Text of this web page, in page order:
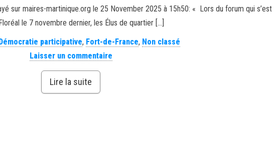
sur maires-martinique.org le 25 November 2025 à 15h50: « Lors du forum qui s’est
le 7 novembre dernier, les Élus de quartier […]
participative, Fort-de-France, Non classé
Laisser un commentaire
Lire la suite